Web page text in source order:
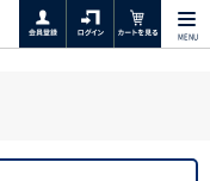
MENU